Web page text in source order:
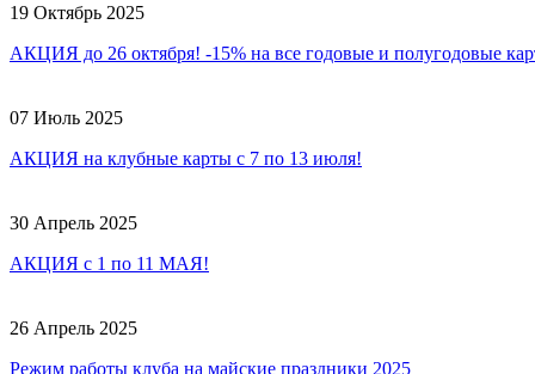
19 Октябрь 2025
АКЦИЯ до 26 октября! -15% на все годовые и полугодовые
07 Июль 2025
АКЦИЯ на клубные карты с 7 по 13 июля!
30 Апрель 2025
АКЦИЯ с 1 по 11 МАЯ!
26 Апрель 2025
Режим работы клуба на майские праздники 2025